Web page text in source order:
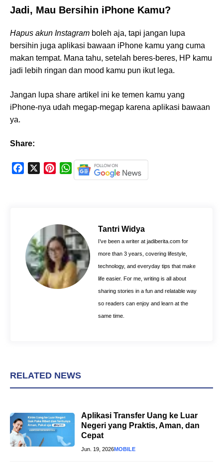
Jadi, Mau Bersihin iPhone Kamu?
Hapus akun Instagram boleh aja, tapi jangan lupa
bersihin juga aplikasi bawaan iPhone kamu yang cuma
makan tempat. Mana tahu, setelah beres-beres, HP kamu
jadi lebih ringan dan mood kamu pun ikut lega.
Jangan lupa share artikel ini ke temen kamu yang
iPhone-nya udah megap-megap karena aplikasi bawaan
ya.
Share:
k
e
s
t
W
h
A
p
p
Tantri Widya
I’ve been a writer at jadiberita.com for
more than 3 years, covering lifestyle,
technology, and everyday tips that make
life easier. For me, writing is all about
sharing stories in a fun and relatable way
so readers can enjoy and learn at the
same time.
RELATED NEWS
Aplikasi Transfer Uang ke Luar
Negeri yang Praktis, Aman, dan
Cepat
Jun. 19, 2026MOBILE